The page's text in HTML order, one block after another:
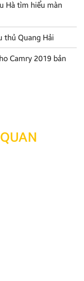
Hà tìm hiểu màn
thủ Quang Hải
Camry 2019 bản